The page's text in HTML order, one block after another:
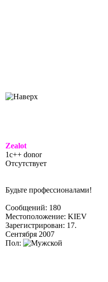
Zealot
1c++ donor
Отсутствует
Будьте профессионалами!
Сообщений: 180
Местоположение: KIEV
Зарегистрирован: 17.
Сентября 2007
Пол: